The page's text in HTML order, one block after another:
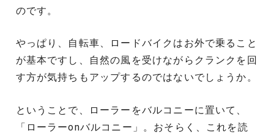
のです。
やっぱり、自転車、ロードバイクはお外で乗ること
が基本ですし、自然の風を受けながらクランクを回
す方が気持ちもアップするのではないでしょうか。
ということで、ローラーをバルコニーに置いて、
「ローラーonバルコニー」。おそらく、これを読